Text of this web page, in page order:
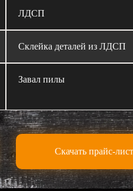
ЛДСП
Склейка деталей из ЛДСП
Завал пилы
Скачать прайс-лист